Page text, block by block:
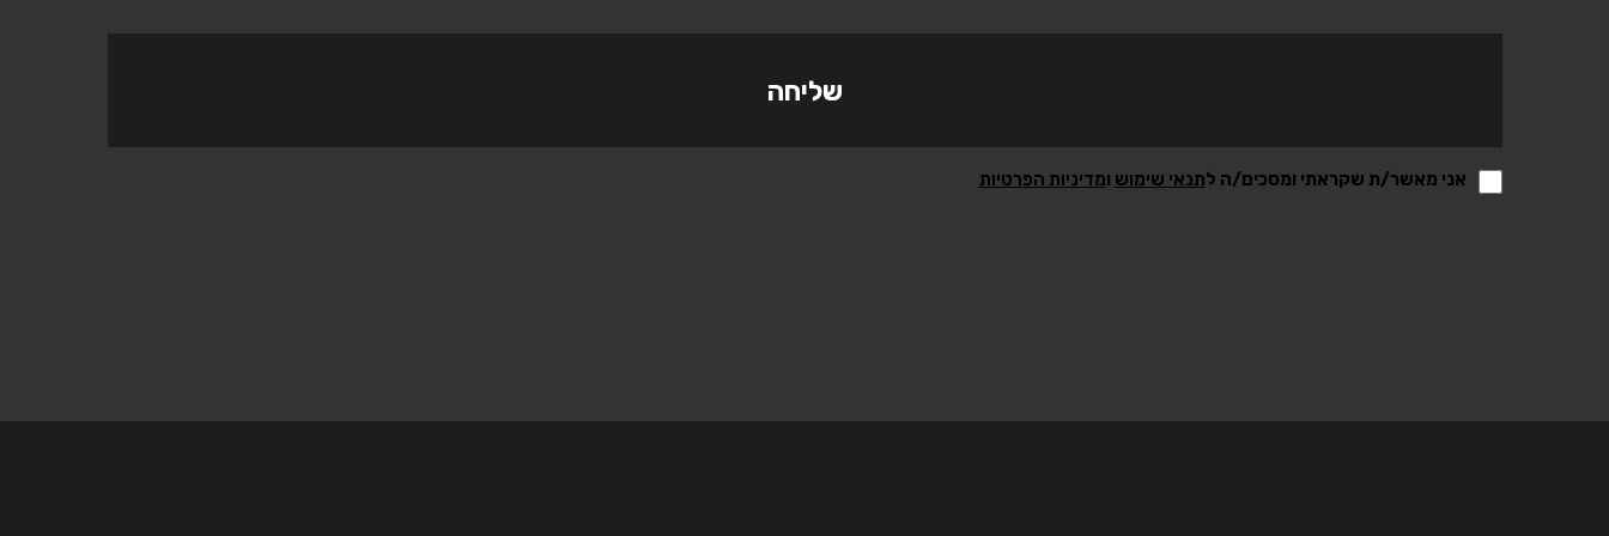
אני מאשר/ת שקראתי ומסכים/ה לתנאי שימוש ומדיניות הפרטיות